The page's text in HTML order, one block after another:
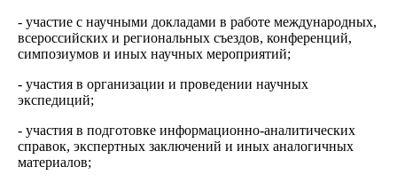
- участие с научными докладами в работе международных,
всероссийских и региональных съездов, конференций,
симпозиумов и иных научных мероприятий;
- участия в организации и проведении научных
экспедиций;
- участия в подготовке информационно-аналитических
справок, экспертных заключений и иных аналогичных
материалов;